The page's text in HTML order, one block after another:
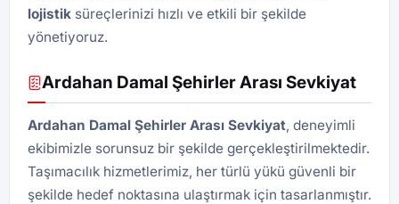
lojistik süreçlerinizi hızlı ve etkili bir şekilde
yönetiyoruz.
Ardahan Damal Şehirler Arası Sevkiyat
Ardahan Damal Şehirler Arası Sevkiyat, deneyimli
ekibimizle sorunsuz bir şekilde gerçekleştirilmektedir.
Taşımacılık hizmetlerimiz, her türlü yükü güvenli bir
şekilde hedef noktasına ulaştırmak için tasarlanmıştır.